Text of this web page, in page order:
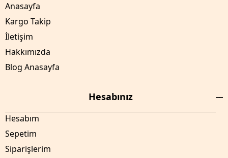
Anasayfa
Kargo Takip
İletişim
Hakkımızda
Blog Anasayfa
Hesabınız
Hesabım
Sepetim
Siparişlerim